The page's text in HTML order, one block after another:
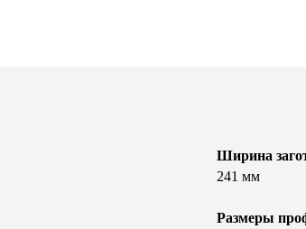
Ширина
241 мм
Размеры